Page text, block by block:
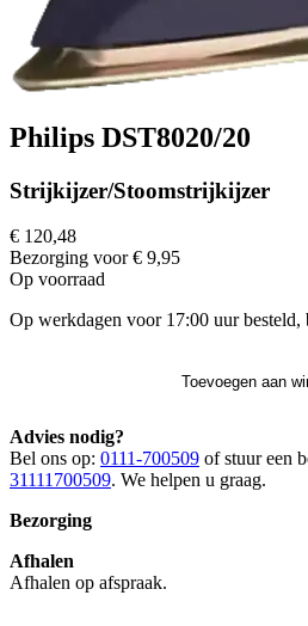
Philips DST8020/20
Strijkijzer/Stoomstrijkijzer
€ 120,48
Bezorging voor € 9,95
Op voorraad
Op werkdagen voor 17:00 uur
Toevoegen aan
Advies nodig?
Bel ons op: 0111-700509 of stuur een
31111700509. We helpen u graag.
Bezorging
Afhalen
Afhalen op afspraak.